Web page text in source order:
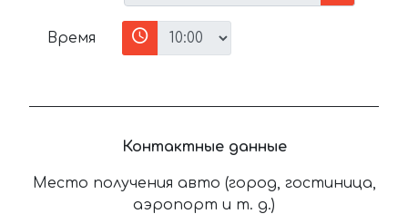
Время
Контактные данные
Место получения авто (город, гостиница,
аэропорт и т. д.)